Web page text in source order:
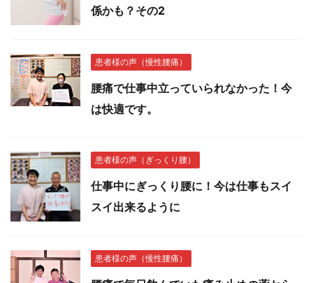
係かも？その2
患者様の声（慢性腰痛）
腰痛で仕事中立っていられなかった！今
は快適です。
患者様の声（ぎっくり腰）
仕事中にぎっくり腰に！今は仕事もスイ
スイ出来るように
患者様の声（慢性腰痛）